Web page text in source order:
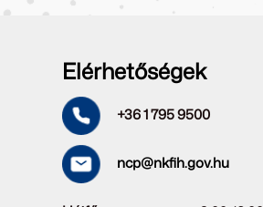
Elérhetőségek
+36 1 795 9500
ncp@nkfih.gov.hu